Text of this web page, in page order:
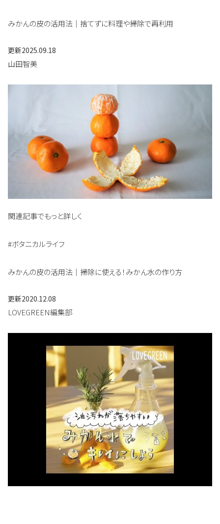
みかんの皮の活用法｜捨てずに料理や掃除で再利用
更新2025.09.18
山田智美
関連記事でもっと詳しく
#ボタニカルライフ
みかんの皮の活用法｜掃除に使える！みかん水の作り方
更新2020.12.08
LOVEGREEN編集部